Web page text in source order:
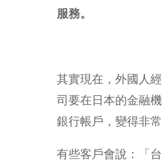
服務。
其實現在，外國人
司要在日本的金融
銀行帳戶，變得非常
有些客戶會說：「